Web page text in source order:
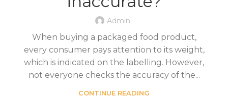
Admin
When buying a packaged food product,
every consumer pays attention to its weight,
which is indicated on the labelling. However,
not everyone checks the accuracy of the...
CONTINUE READING